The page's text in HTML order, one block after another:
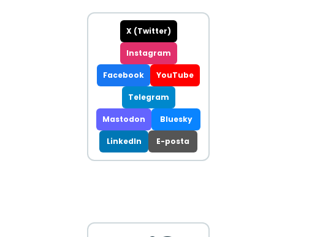
X (Twitter)
Instagram
Facebook YouTube
Telegram
Mastodon Bluesky
LinkedIn E-posta